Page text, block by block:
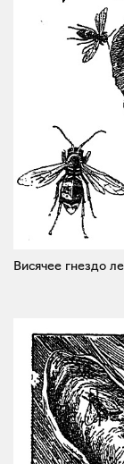
Висячее гнездо